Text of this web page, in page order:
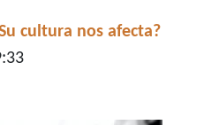
cultura nos afecta?